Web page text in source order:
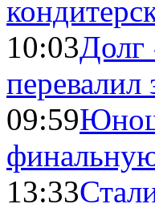
10:03Долг
09:59
13:33